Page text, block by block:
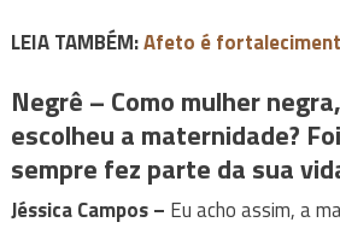
LEIA TAMBÉM:Afeto é
Negrê – Como mulher
escolheu a maternidade?
sempre fez parte da sua
Jéssica Campos– Eu acho assim, a